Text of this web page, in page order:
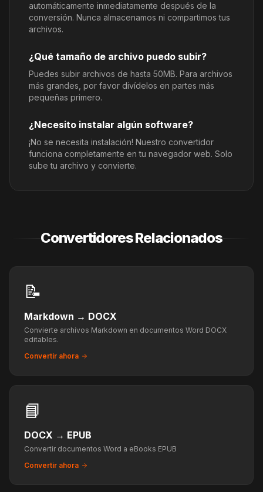
automáticamente inmediatamente después de la
conversión. Nunca almacenamos ni compartimos tus
archivos.
¿Qué tamaño de archivo puedo subir?
Puedes subir archivos de hasta 50MB. Para archivos
más grandes, por favor divídelos en partes más
pequeñas primero.
¿Necesito instalar algún software?
¡No se necesita instalación! Nuestro convertidor
funciona completamente en tu navegador web. Solo
sube tu archivo y convierte.
Convertidores Relacionados
📝
Markdown → DOCX
Convierte archivos Markdown en documentos Word DOCX
editables.
Convertir ahora
📘
DOCX → EPUB
Convertir documentos Word a eBooks EPUB
Convertir ahora